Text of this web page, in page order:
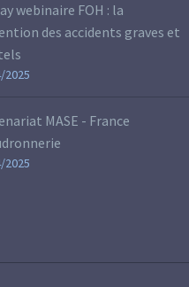
webinaire FOH : la
des accidents graves et
2025
MASE - France
2025